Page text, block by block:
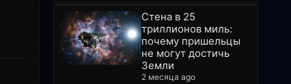
Стена в 25
триллионов миль:
почему пришельцы
не могут достичь
Земли
2 месяца ago